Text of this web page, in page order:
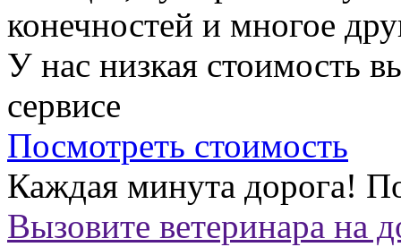
конечностей и многое
У нас низкая стоимость
сервисе
Посмотреть стоимость
Каждая минута дорога!
Вызовите ветеринара на